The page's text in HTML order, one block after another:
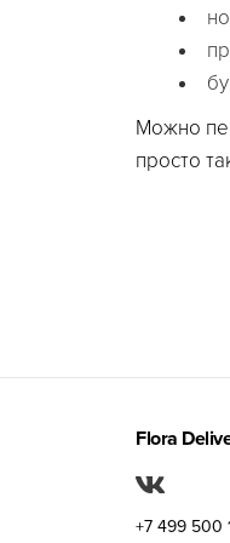
Можно
просто
Flora
+7 499 500